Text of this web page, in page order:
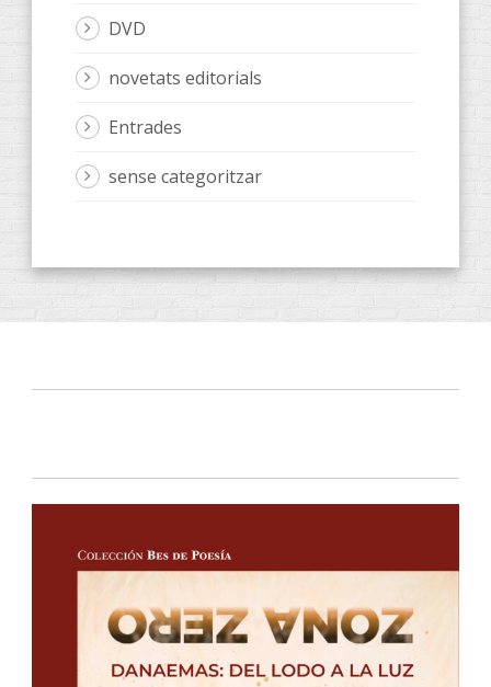
DVD
novetats editorials
Entrades
sense categoritzar